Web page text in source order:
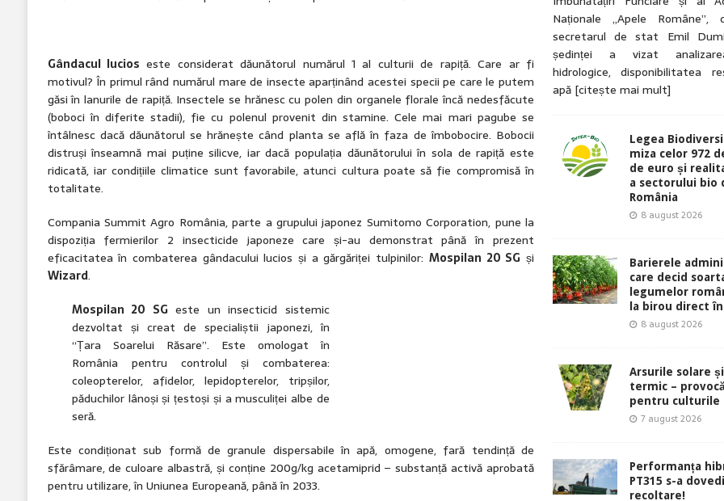
Gândacul lucios este considerat dăunătorul numărul 1 al culturii de rapiță. Care ar fi
motivul? În primul rând numărul mare de insecte aparținând acestei specii pe care le putem
găsi în lanurile de rapiță. Insectele se hrănesc cu polen din organele florale încă nedesfăcute
(boboci în diferite stadii), fie cu polenul provenit din stamine. Cele mai mari pagube se
întâlnesc dacă dăunătorul se hrănește când planta se află în faza de îmbobocire. Bobocii
distruși înseamnă mai puține silicve, iar dacă populația dăunătorului în sola de rapiță este
ridicată, iar condițiile climatice sunt favorabile, atunci cultura poate să fie compromisă în
totalitate.
Compania Summit Agro România, parte a grupului japonez Sumitomo Corporation, pune la
dispoziția fermierilor 2 insecticide japoneze care și-au demonstrat până în prezent
eficacitatea în combaterea gândacului lucios și a gărgăriței tulpinilor: Mospilan 20 SG și
Wizard.
Mospilan 20 SGeste un insecticid sistemic
dezvoltat și creat de specialiștii japonezi, în
“Țara Soarelui Răsare”. Este omologat în
România pentru controlul și combaterea:
coleopterelor, afidelor, lepidopterelor, tripșilor,
păduchilor lânoși și țestoși și a musculiței albe de
seră.
Este condiționat sub formă de granule dispersabile în apă, omogene, fară tendință de
sfărâmare, de culoare albastră, și conține 200g/kg acetamiprid – substanță activă aprobată
pentru utilizare, în Uniunea Europeană, până în 2033.
Naționale „Apele Române”,
secretarul de stat Emil
ședinței a vizat
hidrologice, disponibilitatea
apă [citește mai mult]
Legea
miza celor 972
de euro și
a sectorului bio
România
8 august 2026
Barierele
care decid
legumelor
la birou direct
8 august 2026
Arsurile solare
termic –
pentru culturile
7 august 2026
Performanța
PT315 s-a
recoltare!